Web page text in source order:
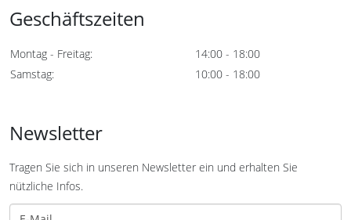
Geschäftszeiten
Montag - Freitag:
14:00 - 18:00
Samstag:
10:00 - 18:00
Newsletter
Tragen Sie sich in unseren Newsletter ein und erhalten Sie
nützliche Infos.